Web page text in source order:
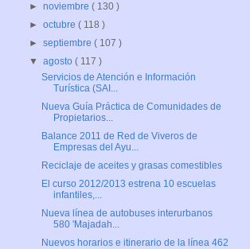
►noviembre( 130 )
►octubre( 118 )
►septiembre( 107 )
▼agosto( 117 )
Servicios de Atención e Información
Turística (SAI...
Nueva Guía Práctica de Comunidades de
Propietarios...
Balance 2011 de Red de Viveros de
Empresas del Ayu...
Reciclaje de aceites y grasas comestibles
El curso 2012/2013 estrena 10 escuelas
infantiles,...
Nueva línea de autobuses interurbanos
580 'Majadah...
Nuevos horarios e itinerario de la línea 462